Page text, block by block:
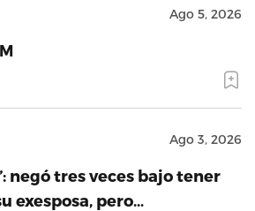
Ago 5, 2026
Ago 3, 2026
negó tres veces bajo tener
exesposa, pero…